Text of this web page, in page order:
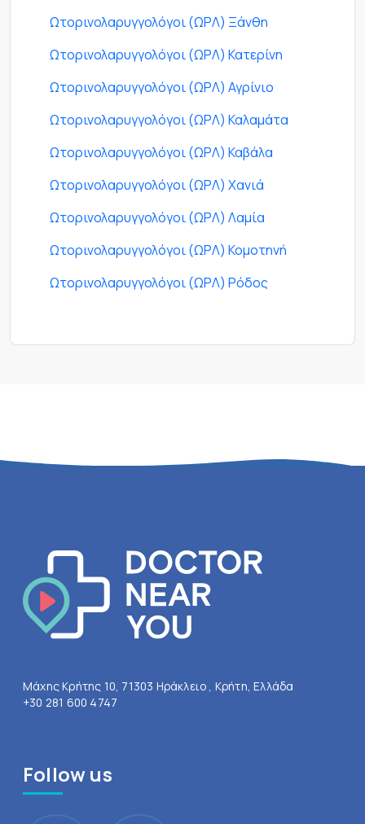
Ωτορινολαρυγγολόγοι (ΩΡΛ) Ξάνθη
Ωτορινολαρυγγολόγοι (ΩΡΛ) Κατερίνη
Ωτορινολαρυγγολόγοι (ΩΡΛ) Αγρίνιο
Ωτορινολαρυγγολόγοι (ΩΡΛ) Καλαμάτα
Ωτορινολαρυγγολόγοι (ΩΡΛ) Καβάλα
Ωτορινολαρυγγολόγοι (ΩΡΛ) Χανιά
Ωτορινολαρυγγολόγοι (ΩΡΛ) Λαμία
Ωτορινολαρυγγολόγοι (ΩΡΛ) Κομοτηνή
Ωτορινολαρυγγολόγοι (ΩΡΛ) Ρόδος
Μάχης Κρήτης 10, 71303 Ηράκλειο , Κρήτη, Ελλάδα
+30 281 600 4747
Follow us